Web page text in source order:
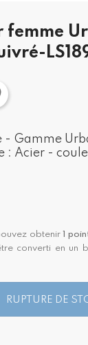
femme
- Gamme
: Acier -
obtenir1
converti en un
RUPTURE DE